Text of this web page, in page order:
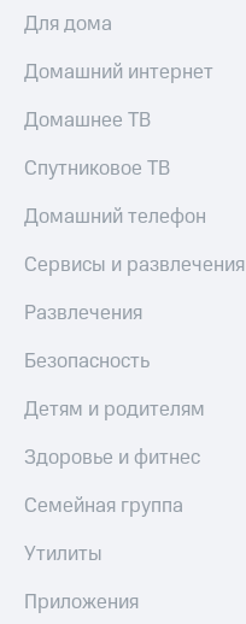
Покупка
полисов
онлайн
Скидка 30%
на связь
С картой
Деньги
Накопления
Откладывайте
и получайте
Платежи
и
переводы
Пополнить
номер
автоплатежа
РИИЛ
и МТС Супер
дешевле
при оплате
с карты
МТС Деньги
Обзоры
до 40%
покупке
МТС
Для дома
Домашний интернет
Домашнее ТВ
Спутниковое ТВ
Домашний телефон
Сервисы и развлечения
Развлечения
Безопасность
Детям и родителям
Здоровье и фитнес
Семейная группа
Утилиты
Приложения